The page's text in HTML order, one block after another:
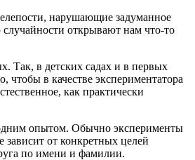
нарушающие задуманное
открывают нам что-то
Так, в детских садах и в первых
чтобы в качестве экспериментатора
как практически
опытом. Обычно эксперименты
от конкретных целей
по имени и фамилии.